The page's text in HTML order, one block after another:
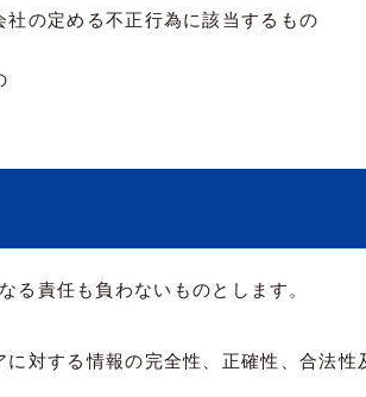
の定める不正行為に該当するもの
る責任も負わないものとします。
対する情報の完全性、正確性、合法性